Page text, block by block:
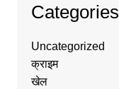
Categories
Uncategorized
क्राइम
खेल